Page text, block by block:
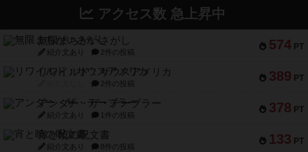
アクセス数 急上昇中
574 PT
無限まちがいさがし
紹介文あり 2件の投稿
389 PT
リワイルド：サウスアメリカ
2件の投稿
378 PT
アンダー・ザ・テーブラー
紹介文あり 1件の投稿
133 PT
宵と暁の呪文書
紹介文あり 8件の投稿